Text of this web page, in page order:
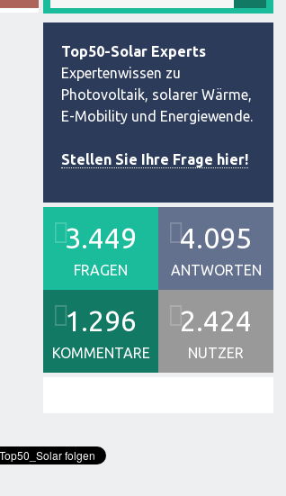
Top50-Solar Experts
Expertenwissen zu
Photovoltaik, solarer Wärme,
E-Mobility und Energiewende.
Stellen Sie Ihre Frage hier!
3.449
FRAGEN
4.095
ANTWORTEN
1.296
KOMMENTARE
2.424
NUTZER